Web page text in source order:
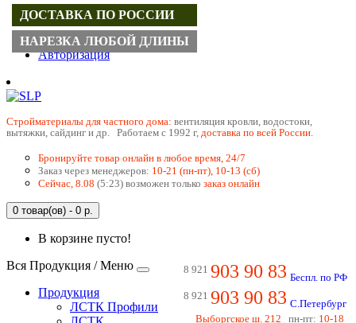
Регистрация
Авторизация
Cтройматериалы для частного дома: вентиляция кровли, водостоки,
вытяжки, сайдинг и др. Работаем с 1992 г, доставка по всей России.
Бронируйте товар онлайн в любое время, 24/7
Заказ через менеджеров: 10-21 (пн-пт), 10-13 (сб)
Сейчас, 8.08 (5:23) возможен только заказ онлайн
0 товар(ов) - 0 р.
В корзине пусто!
8 921 903 90 83 Беспл. по РФ
8 921 903 90 83 С.Петербург
Выборгское ш. 212
пн-пт: 10-18
Вся Продукция / Меню
Продукция
ЛСТК Профили
ДОСТАВКА ПО РОССИИ
НАРЕЗКА ЛЮБОЙ ДЛИНЫ